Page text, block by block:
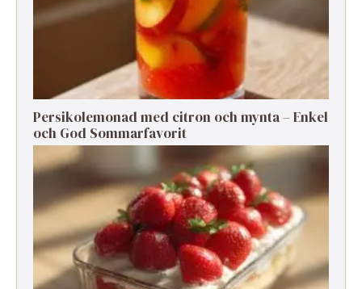
Persikolemonad med citron och mynta – Enkel
och God Sommarfavorit